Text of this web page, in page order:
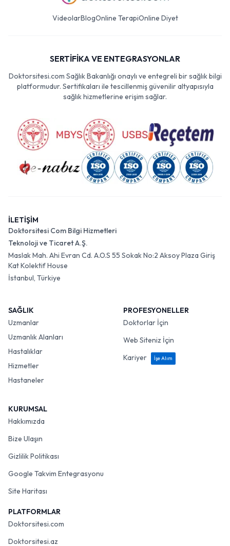
VideolarBlogOnline TerapiOnline Diyet
SERTİFİKA VE ENTEGRASYONLAR
Doktorsitesi.com Sağlık Bakanlığı onaylı ve entegreli bir sağlık bilgi
platformudur. Sertifikaları ile tescillenmiş güvenilir altyapısıyla
sağlık hizmetlerine erişim sağlar.
İLETİŞİM
Doktorsitesi Com Bilgi Hizmetleri
Teknoloji ve Ticaret A.Ş.
Maslak Mah. Ahi Evran Cd. A.O.S 55 Sokak No:2 Aksoy Plaza Giriş
Kat Kolektif House
İstanbul, Türkiye
SAĞLIK
Uzmanlar
Uzmanlık Alanları
Hastalıklar
Hizmetler
Hastaneler
PROFESYONELLER
Doktorlar İçin
Web Siteniz İçin
Kariyer
İşe Alım
KURUMSAL
Hakkımızda
Bize Ulaşın
Gizlilik Politikası
Google Takvim Entegrasyonu
Site Haritası
PLATFORMLAR
Doktorsitesi.com
Doktorsitesi.az